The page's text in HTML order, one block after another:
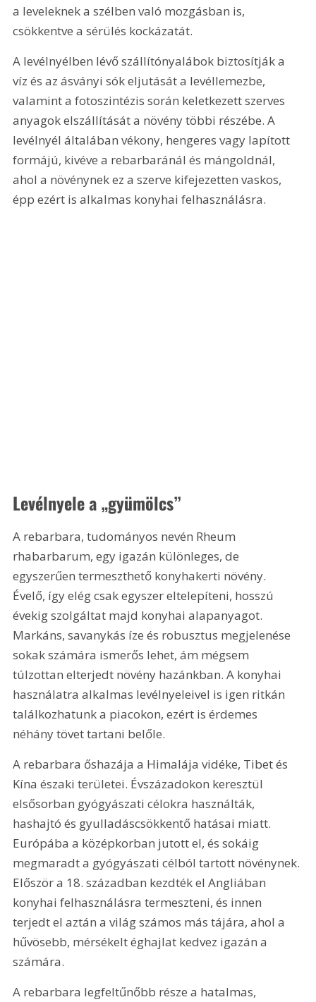
a leveleknek a szélben való mozgásban is,
csökkentve a sérülés kockázatát.
A levélnyélben lévő szállítónyalábok biztosítják a
víz és az ásványi sók eljutását a levéllemezbe,
valamint a fotoszintézis során keletkezett szerves
anyagok elszállítását a növény többi részébe. A
levélnyél általában vékony, hengeres vagy lapított
formájú, kivéve a rebarbaránál és mángoldnál,
ahol a növénynek ez a szerve kifejezetten vaskos,
épp ezért is alkalmas konyhai felhasználásra.
Levélnyele a „gyümölcs”
A rebarbara, tudományos nevén Rheum
rhabarbarum, egy igazán különleges, de
egyszerűen termeszthető konyhakerti növény.
Évelő, így elég csak egyszer eltelepíteni, hosszú
évekig szolgáltat majd konyhai alapanyagot.
Markáns, savanykás íze és robusztus megjelenése
sokak számára ismerős lehet, ám mégsem
túlzottan elterjedt növény hazánkban. A konyhai
használatra alkalmas levélnyeleivel is igen ritkán
találkozhatunk a piacokon, ezért is érdemes
néhány tövet tartani belőle.
A rebarbara őshazája a Himalája vidéke, Tibet és
Kína északi területei. Évszázadokon keresztül
elsősorban gyógyászati célokra használták,
hashajtó és gyulladáscsökkentő hatásai miatt.
Európába a középkorban jutott el, és sokáig
megmaradt a gyógyászati célból tartott növénynek.
Először a 18. században kezdték el Angliában
konyhai felhasználásra termeszteni, és innen
terjedt el aztán a világ számos más tájára, ahol a
hűvösebb, mérsékelt éghajlat kedvez igazán a
számára.
A rebarbara legfeltűnőbb része a hatalmas,